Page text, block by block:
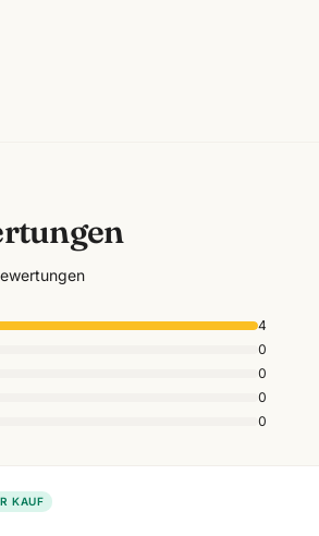
4
0
0
0
0
KAUF